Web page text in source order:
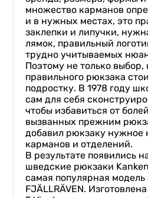
множество карманов
и в нужных местах, это
заклепки и липучки,
лямок, правильный
трудно учитываемых
Поэтому не только выбор,
правильного рюкзака
подростку. В 1978 году
сам для себя
чтобы избавиться от
вызванных прежним
добавил рюкзаку нужное
карманов и отделений.
В результате появились
шведские рюкзаки
самая популярная
FJÄLLRÄVEN.